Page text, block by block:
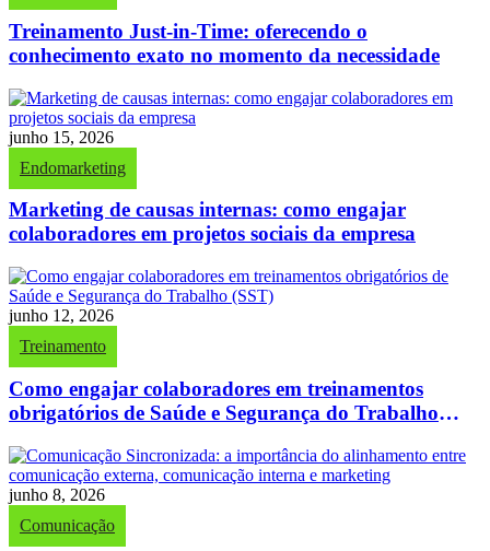
Treinamento Just-in-Time: oferecendo o
conhecimento exato no momento da necessidade
junho 15, 2026
Endomarketing
Marketing de causas internas: como engajar
colaboradores em projetos sociais da empresa
junho 12, 2026
Treinamento
Como engajar colaboradores em treinamentos
obrigatórios de Saúde e Segurança do Trabalho
junho 8, 2026
Comunicação